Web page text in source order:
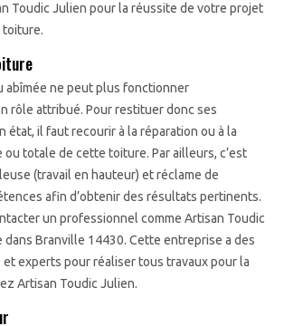
Toudic Julien pour la réussite de votre projet
toiture.
abîmée ne peut plus fonctionner
rôle attribué. Pour restituer donc ses
état, il faut recourir à la réparation ou à la
totale de cette toiture. Par ailleurs, c’est
(travail en hauteur) et réclame de
afin d’obtenir des résultats pertinents.
un professionnel comme Artisan Toudic
Branville 14430. Cette entreprise a des
experts pour réaliser tous travaux pour la
Artisan Toudic Julien.